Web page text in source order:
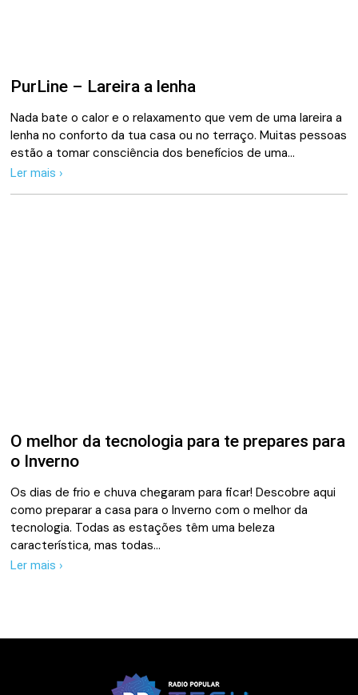
PurLine – Lareira a lenha
Nada bate o calor e o relaxamento que vem de uma lareira a
lenha no conforto da tua casa ou no terraço. Muitas pessoas
estão a tomar consciência dos benefícios de uma…
Ler mais ›
O melhor da tecnologia para te prepares para
o Inverno
Os dias de frio e chuva chegaram para ficar! Descobre aqui
como preparar a casa para o Inverno com o melhor da
tecnologia. Todas as estações têm uma beleza
característica, mas todas…
Ler mais ›